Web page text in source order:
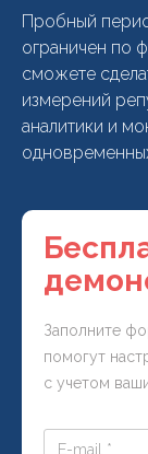
Пробный
ограничен по
сможете
измерений
аналитики и
Заполните
помогут
с учетом